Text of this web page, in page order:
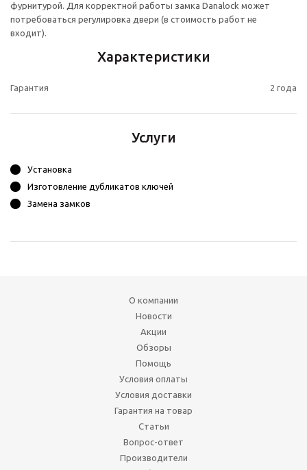
фурнитурой. Для корректной работы замка Danalock может
потребоваться регулировка двери (в стоимость работ не
входит).
Характеристики
Гарантия 2 года
Услуги
Установка
Изготовление дубликатов ключей
Замена замков
О компании
Новости
Акции
Обзоры
Помощь
Условия оплаты
Условия доставки
Гарантия на товар
Статьи
Вопрос-ответ
Производители